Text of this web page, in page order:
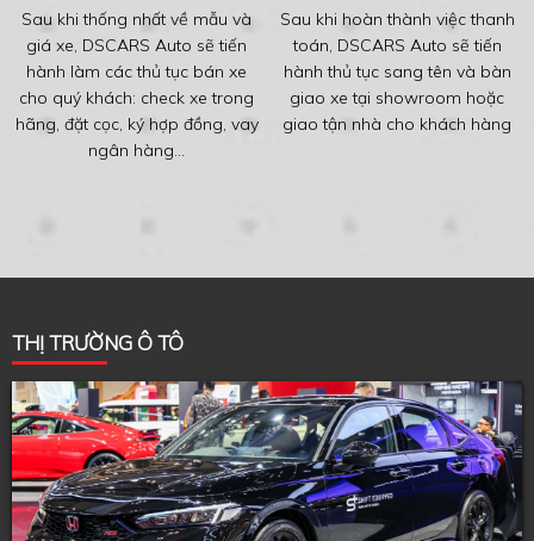
Sau khi thống nhất về mẫu và
giá xe, DSCARS Auto sẽ tiến
hành làm các thủ tục bán xe
cho quý khách: check xe trong
hãng, đặt cọc, ký hợp đồng, vay
ngân hàng...
Sau khi hoàn thành việc thanh
toán, DSCARS Auto sẽ tiến
hành thủ tục sang tên và bàn
giao xe tại showroom hoặc
giao tận nhà cho khách hàng
THỊ TRƯỜNG Ô TÔ